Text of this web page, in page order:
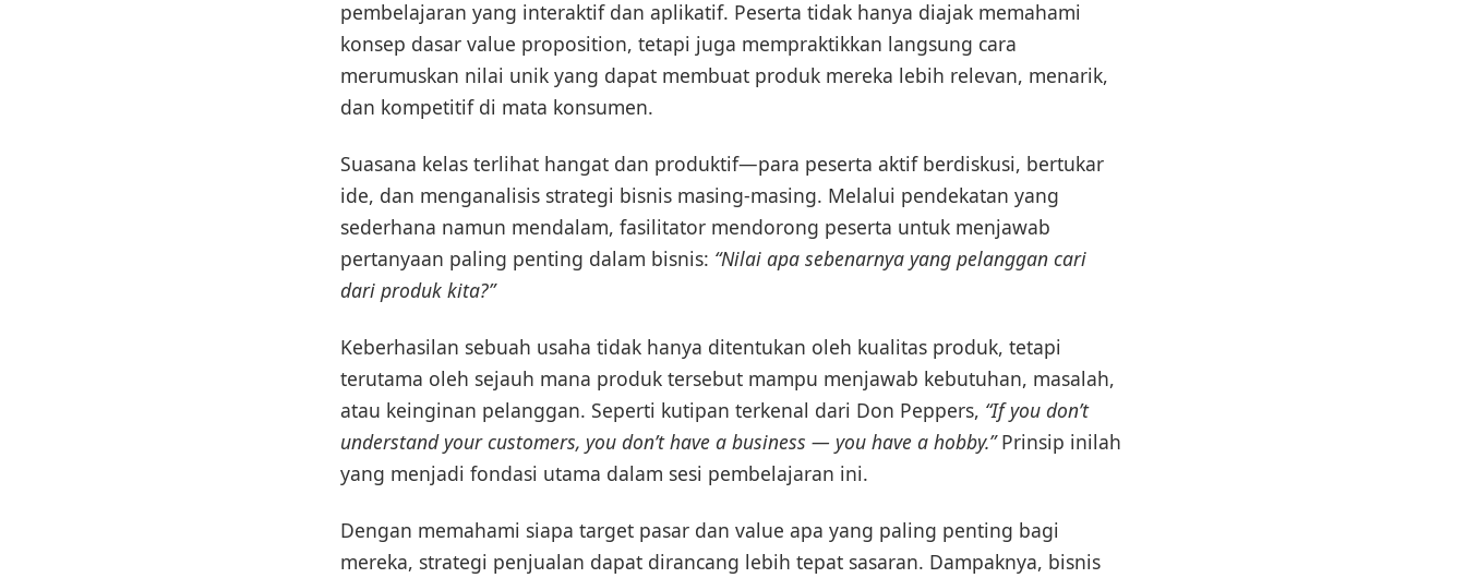
pembelajaran yang interaktif dan aplikatif. Peserta tidak hanya diajak memahami
konsep dasar value proposition, tetapi juga mempraktikkan langsung cara
merumuskan nilai unik yang dapat membuat produk mereka lebih relevan, menarik,
dan kompetitif di mata konsumen.
Suasana kelas terlihat hangat dan produktif—para peserta aktif berdiskusi, bertukar
ide, dan menganalisis strategi bisnis masing-masing. Melalui pendekatan yang
sederhana namun mendalam, fasilitator mendorong peserta untuk menjawab
pertanyaan paling penting dalam bisnis: “Nilai apa sebenarnya yang pelanggan cari
dari produk kita?”
Keberhasilan sebuah usaha tidak hanya ditentukan oleh kualitas produk, tetapi
terutama oleh sejauh mana produk tersebut mampu menjawab kebutuhan, masalah,
atau keinginan pelanggan. Seperti kutipan terkenal dari Don Peppers, “If you don’t
understand your customers, you don’t have a business — you have a hobby.”Prinsip inilah
yang menjadi fondasi utama dalam sesi pembelajaran ini.
Dengan memahami siapa target pasar dan value apa yang paling penting bagi
mereka, strategi penjualan dapat dirancang lebih tepat sasaran. Dampaknya, bisnis